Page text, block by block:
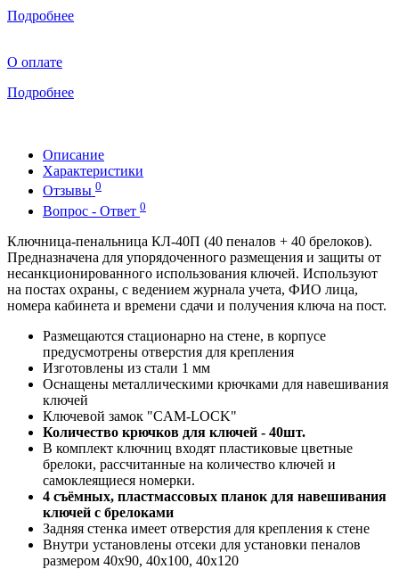
Подробнее
О оплате
Подробнее
Описание
Характеристики
Отзывы 0
Вопрос - Ответ 0
Ключница-пенальница КЛ-40П (40 пеналов + 40 брелоков).
Предназначена для упорядоченного размещения и защиты от
несанкционированного использования ключей. Используют
на постах охраны, с ведением журнала учета, ФИО лица,
номера кабинета и времени сдачи и получения ключа на пост.
Размещаются стационарно на стене, в корпусе
предусмотрены отверстия для крепления
Изготовлены из стали 1 мм
Оснащены металлическими крючками для навешивания
ключей
Ключевой замок "CAM-LOCK"
Количество крючков для ключей - 40шт.
В комплект ключниц входят пластиковые цветные
брелоки, рассчитанные на количество ключей и
самоклеящиеся номерки.
4 съёмных, пластмассовых планок для навешивания
ключей с брелоками
Задняя стенка имеет отверстия для крепления к стене
Внутри установлены отсеки для установки пеналов
размером 40х90, 40х100, 40х120